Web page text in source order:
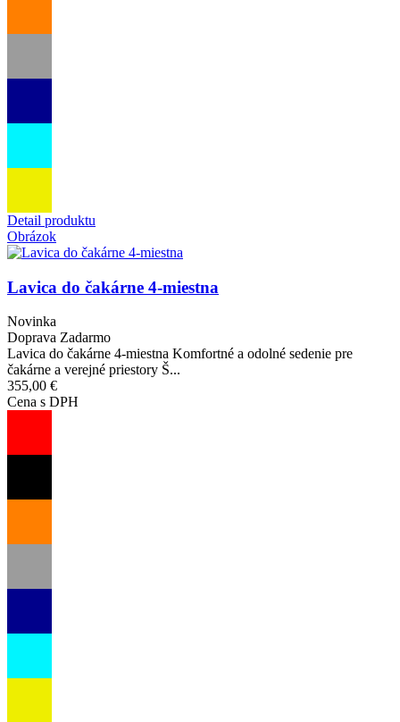
Detail produktu
Obrázok
Lavica do čakárne 4-miestna
Novinka
Doprava Zadarmo
Lavica do čakárne 4-miestna Komfortné a odolné sedenie pre
čakárne a verejné priestory Š...
355,00 €
Cena s DPH